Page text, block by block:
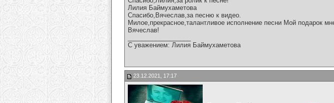
Лилия Баймухаметова
Спасибо,Вячеслав,за песню к видео.
Милое,прекрасное,талантливое исполнение песни Мой подарок
Вячеслав!
С уважением: Лилия Баймухаметова
23.12.2021, 17:17